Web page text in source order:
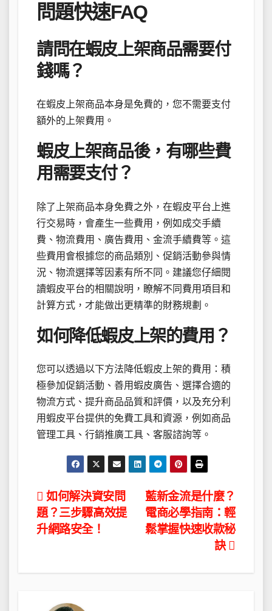
問題快速FAQ
請問在蝦皮上架商品需要付
錢嗎？
在蝦皮上架商品本身是免費的，您不需要支付
額外的上架費用。
蝦皮上架商品後，有哪些費
用需要支付？
除了上架商品本身免費之外，在蝦皮平台上進
行交易時，會產生一些費用，例如成交手續
費、物流費用、廣告費用、金流手續費等。這
些費用會根據您的商品類別、促銷活動參與情
況、物流選擇等因素有所不同。建議您仔細閱
讀蝦皮平台的相關說明，瞭解不同費用項目和
計算方式，才能做出更精準的財務規劃。
如何降低蝦皮上架的費用？
您可以透過以下方法降低蝦皮上架的費用：積
極參加促銷活動、善用蝦皮廣告、選擇合適的
物流方式、提升商品品質和評價，以及充分利
用蝦皮平台提供的免費工具和資源，例如商品
管理工具、行銷推廣工具、客服諮詢等。
文
章
覽
藍新金流是什麼？
電商必學指南：輕
鬆掌握快速收款秘
訣
如何解決資安問
題？三步驟高效提
升網路安全！